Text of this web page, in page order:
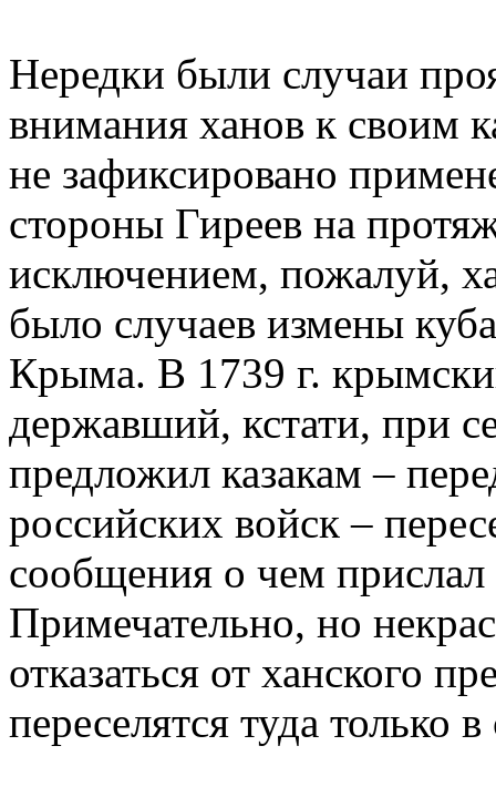
Нередки были случаи
внимания ханов к своим
не зафиксировано
стороны Гиреев на
исключением, пожалуй,
было случаев измены
Крыма. В 1739 г.
державший, кстати, при
предложил казакам –
российских войск –
сообщения о чем
Примечательно, но
отказаться от ханского
переселятся туда только